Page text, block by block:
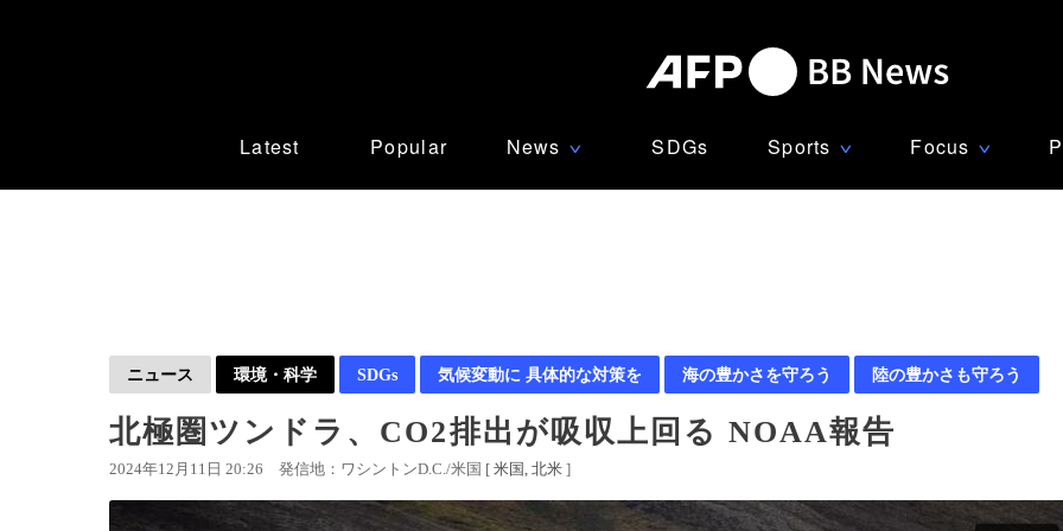
Latest Popular News ∨ SDGs Sports ∨ Focus ∨
ニュース 環境・科学 SDGs 気候変動に 具体的な対策を 海の豊かさを守ろう 陸の豊かさも守ろう
北極圏ツンドラ、CO2排出が吸収上回る NOAA報告
2024年12月11日 20:26 発信地：ワシントンD.C./米国 [ 米国 北米 ]